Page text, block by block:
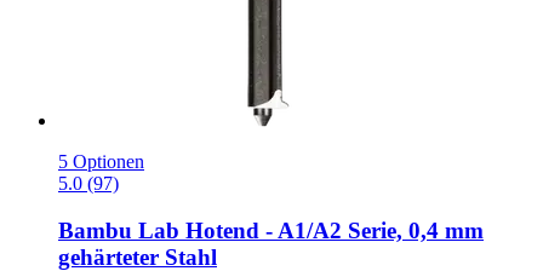
5 Optionen
5.0 (97)
Bambu Lab Hotend -​ A1/A2 Serie, 0,4 mm
gehärteter Stahl